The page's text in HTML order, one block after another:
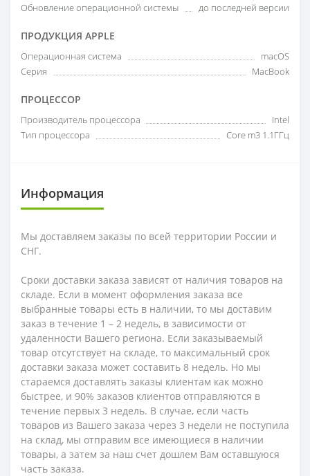
Обновление операционной системы до последней версии
ПРОДУКЦИЯ APPLE
Операционная система
macOS
Серия
MacBook
ПРОЦЕССОР
Производитель процессора
Intel
Тип процессора
Core m3 1.1ГГц
Информация
Мы доставляем заказы по всей территории России и
СНГ.
Сроки доставки заказа зависят от наличия товаров на
складе. Если в момент оформления заказа все
выбранные товары есть в наличии, то мы доставим
заказ в течение 1 – 2 недель, в зависимости от
удаленности Вашего региона. Если заказываемый
товар отсутствует на складе, то максимальный срок
доставки заказа может составить 8 недель. Но мы
стараемся доставлять заказы клиентам как можно
быстрее, и 90% заказов клиентов отправляются в
течение первых 3 недель. В случае, если часть
товаров из Вашего заказа через 3 недели не поступила
на склад, мы отправим все имеющиеся в наличии
товары, а затем за наш счет дошлем Вам оставшуюся
часть заказа.